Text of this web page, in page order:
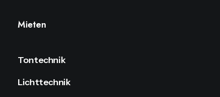
Mieten
Tontechnik
Lichttechnik